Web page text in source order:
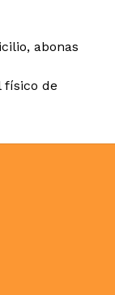
abonas
físico de